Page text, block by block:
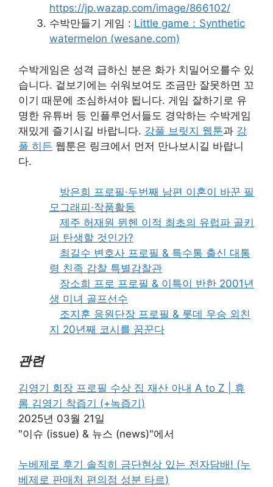
https://jp.wazap.com/image/866102/
수박만들기 게임 : Little game：Synthetic
watermelon (wesane.com)
수박게임은 성격 급하신 분은 화가 치밀어오를수 있
습니다. 겉보기에는 쉬워보여도 조금만 잘못하면 꼬
이기 때문에 조심하셔야 됩니다. 게임 잘하기로 유
명한 유튜버 등 인플루언서들도 경악하는 수박게임
재밌게 즐기시길 바랍니다. 강풀 브릿지 웹툰과 강
풀 히든 웹툰은 링크에서 먼저 만나보시길 바랍니
다.
방은희 프로필·두번째 남편 이혼이 바꾼 필
모그래피·작품활동
제주 허재원 뮌헨 이적 최초의 유럽파 골키
퍼 탄생할 것인가?
최길수 변호사 프로필 & 특수통 출신 대통
령 친족 감찰 특별감찰관
장소희 프로 프로필 & 이특이 반한 2001년
생 미녀 골프선수
조지훈 응원단장 프로필 & 롯데 우승 외친
지 20년째 코시를 꿈꾼다
관련
김영기 회장 프로필 수상 집 재산 아내 A to Z | 휴
롬 김영기 착즙기 (+녹즙기)
2025년 03월 21일
"이슈 (issue) & 뉴스 (news)"에서
누베제로 후기 솔직히 금단현상 있는 전자담배! (누
베제로 판매처 편의점 성분 타르)